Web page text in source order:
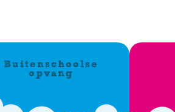
Buitenschoolse
opvang